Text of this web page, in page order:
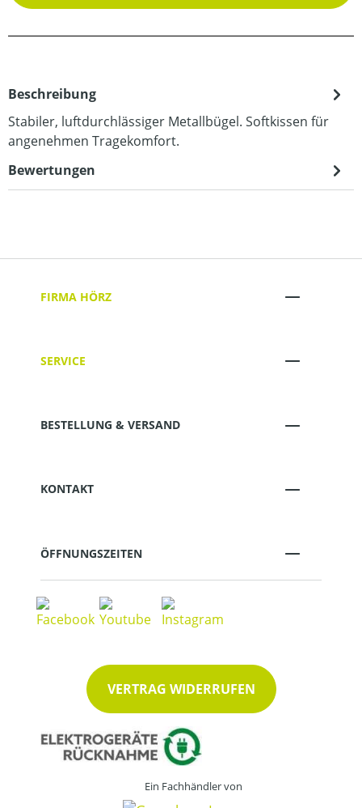
Beschreibung
Stabiler, luftdurchlässiger Metallbügel. Softkissen für
angenehmen Tragekomfort.
Bewertungen
FIRMA HÖRZ
SERVICE
BESTELLUNG & VERSAND
KONTAKT
ÖFFNUNGSZEITEN
VERTRAG WIDERRUFEN
Ein Fachhändler von